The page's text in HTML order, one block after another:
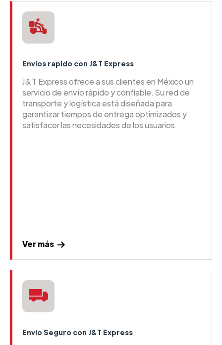
Envios rapido con J&T Express
J&T Express ofrece a sus clientes en México un
servicio de envío rápido y confiable. Su red de
transporte y logística está diseñada para
garantizar tiempos de entrega optimizados y
satisfacer las necesidades de los usuarios.
Ver más
Envío Seguro con J&T Express